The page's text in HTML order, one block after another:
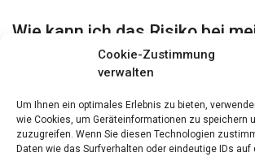
Cookie-Zustimmung
verwalten
Um Ihnen ein optimales Erlebnis zu bieten,
wie Cookies, um Geräteinformationen zu speichern
zuzugreifen. Wenn Sie diesen Technologien
Daten wie das Surfverhalten oder eindeutige IDs auf
Wie kann ich das Risiko bei
Vermögensanlage minimieren?
Risikostreuung nach Anlageklassen kann
Vermögensanlage deutlich reduziert